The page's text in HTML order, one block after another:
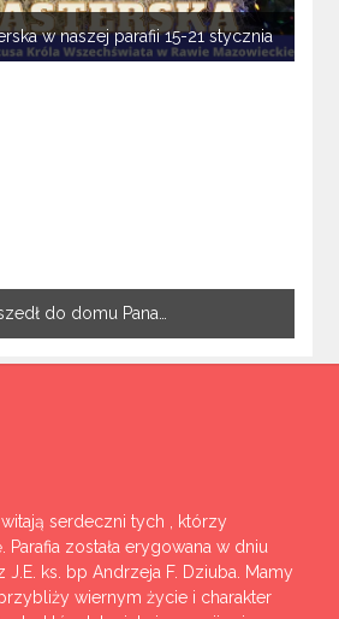
w naszej parafii 15-21 stycznia
do domu Pana…
serdeczni tych , którzy
została erygowana w dniu
J.E. ks. bp Andrzeja F. Dziuba. Mamy
wiernym życie i charakter